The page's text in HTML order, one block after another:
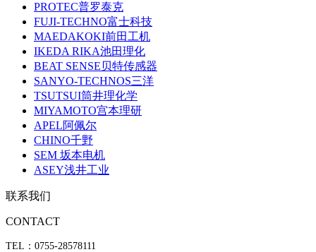
PROTEC普罗泰克
FUJI-TECHNO富士科技
MAEDAKOKI前田工机
IKEDA RIKA池田理化
BEAT SENSE贝特传感器
SANYO-TECHNOS三洋
TSUTSUI筒井理化学
MIYAMOTO宫本理研
APEL阿佩尔
CHINO千野
SEM 坂本电机
ASEY浅井工业
联系我们
CONTACT
TEL：0755-28578111